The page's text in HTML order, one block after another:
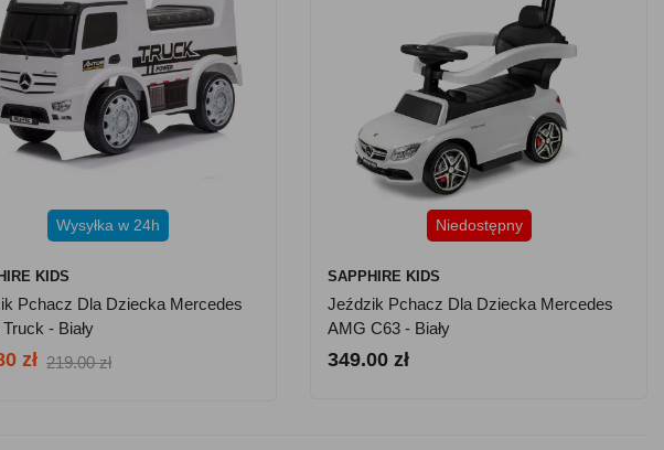
Wysyłka w 24h
KIDS
Pchacz Dla Dziecka Mercedes
- Biały
zł 219.00 zł
Niedostępny
SAPPHIRE KIDS
Jeździk Pchacz Dla Dziecka Mercedes
AMG C63 - Biały
349.00 zł